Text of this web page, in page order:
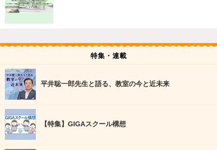
特集・連載
平井聡一郎先生と語る、教室の今と近未来
【特集】GIGAスクール構想